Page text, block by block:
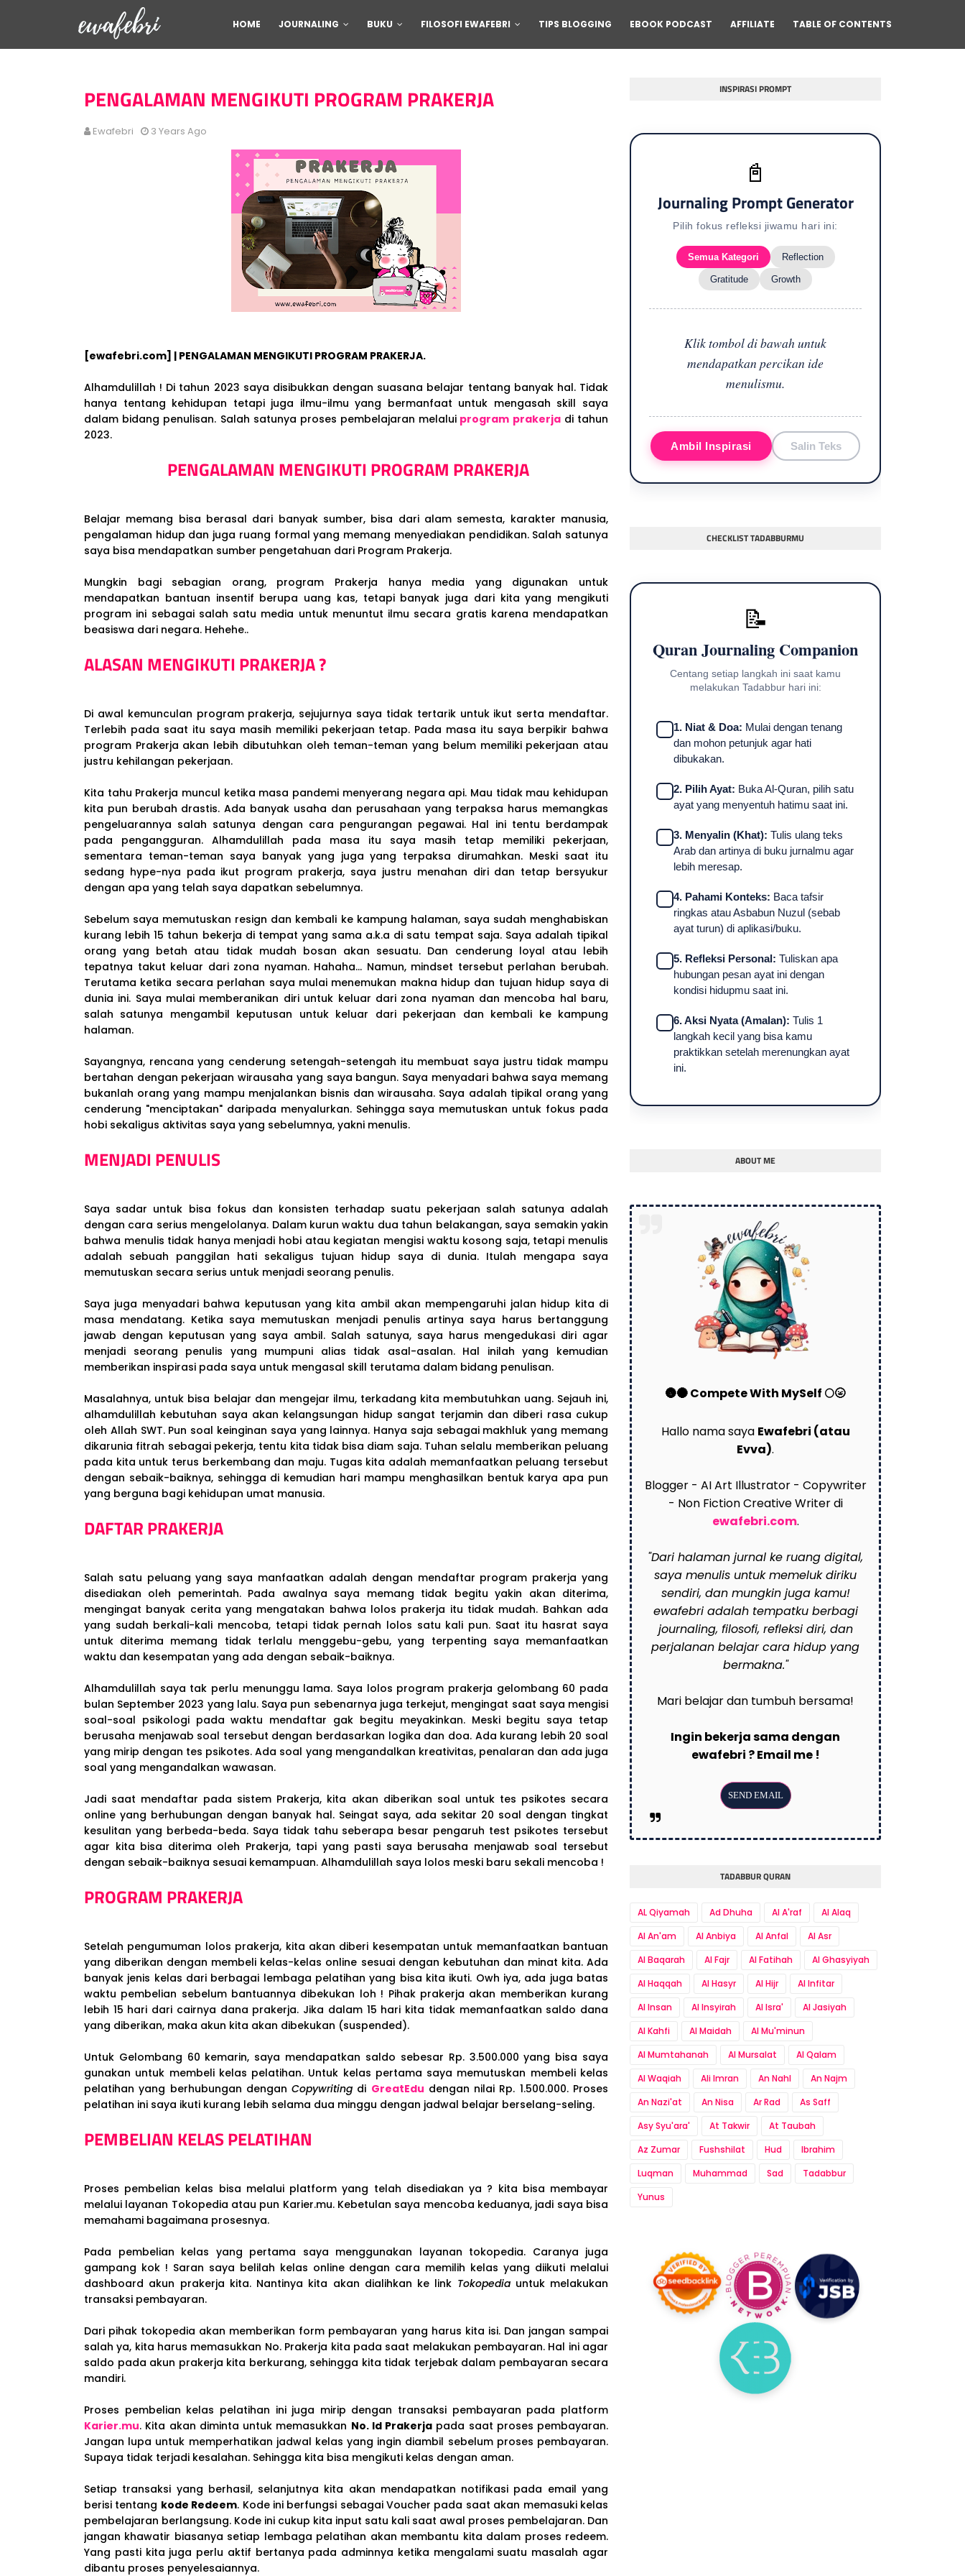
HOME JOURNALING BUKU FILOSOFI EWAFEBRI TIPS BLOGGING EBOOK PODCAST AFFILIATE TABLE OF CONTENTS
PENGALAMAN MENGIKUTI PROGRAM PRAKERJA
Ewafebri 3 Years Ago
[ewafebri.com] | PENGALAMAN MENGIKUTI PROGRAM PRAKERJA.
Alhamdulillah ! Di tahun 2023 saya disibukkan dengan suasana belajar tentang banyak hal. Tidak
hanya tentang kehidupan tetapi juga ilmu-ilmu yang bermanfaat untuk mengasah skill saya
dalam bidang penulisan. Salah satunya proses pembelajaran melalui program prakerjadi tahun
2023.
PENGALAMAN MENGIKUTI PROGRAM PRAKERJA
Belajar memang bisa berasal dari banyak sumber, bisa dari alam semesta, karakter manusia,
pengalaman hidup dan juga ruang formal yang memang menyediakan pendidikan. Salah satunya
saya bisa mendapatkan sumber pengetahuan dari Program Prakerja.
Mungkin bagi sebagian orang, program Prakerja hanya media yang digunakan untuk mendapatkan bantuan insentif berupa uang kas, tetapi banyak juga dari kita yang mengikuti program ini sebagai
ALASAN MENGIKUTI PRAKERJA ?
Di awal kemunculan program prakerja, sejujurnya saya tidak tertarik untuk ikut serta mendaftar.
Terlebih pada saat itu saya masih memiliki pekerjaan tetap. Pada masa itu saya berpikir bahwa
program Prakerja akan lebih dibutuhkan oleh teman-teman yang belum memiliki pekerjaan atau
justru kehilangan pekerjaan.
Kita tahu Prakerja muncul ketika masa pandemi menyerang negara api. Mau tidak mau kehidupan
kita pun berubah drastis. Ada banyak usaha dan perusahaan yang terpaksa harus memangkas
pengeluarannya salah satunya dengan cara pengurangan pegawai. Hal ini tentu berdampak
pada pengangguran. Alhamdulillah pada masa itu saya masih tetap memiliki pekerjaan,
sementara teman-teman saya banyak yang juga yang terpaksa dirumahkan. Meski saat itu
sedang hype-nya pada ikut program prakerja, saya justru menahan diri dan tetap bersyukur
dengan apa yang telah saya dapatkan sebelumnya.
Sebelum saya memutuskan resign dan kembali ke kampung halaman, saya sudah menghabiskan
kurang lebih 15 tahun bekerja di tempat yang sama a.k.a di satu tempat saja. Saya adalah tipikal
orang yang betah atau tidak mudah bosan akan sesuatu. Dan cenderung loyal atau lebih
tepatnya takut keluar dari zona nyaman. Hahaha... Namun, mindset tersebut perlahan berubah.
Terutama ketika secara perlahan saya mulai menemukan makna hidup dan tujuan hidup saya di
dunia ini. Saya mulai memberanikan diri untuk keluar dari zona nyaman dan mencoba hal baru,
salah satunya mengambil keputusan untuk keluar dari pekerjaan dan kembali ke kampung
halaman.
Sayangnya, rencana yang cenderung setengah-setengah itu membuat saya justru tidak mampu
bertahan dengan pekerjaan wirausaha yang saya bangun. Saya menyadari bahwa saya memang
bukanlah orang yang mampu menjalankan bisnis dan wirausaha. Saya adalah tipikal orang yang
cenderung "menciptakan" daripada menyalurkan. Sehingga saya memutuskan untuk fokus pada
hobi sekaligus aktivitas saya yang sebelumnya, yakni menulis.
MENJADI PENULIS
Saya sadar untuk bisa fokus dan konsisten terhadap suatu pekerjaan salah satunya adalah
dengan cara serius mengelolanya. Dalam kurun waktu dua tahun belakangan, saya semakin yakin
bahwa menulis tidak hanya menjadi hobi atau kegiatan mengisi waktu kosong saja, tetapi menulis
adalah sebuah panggilan hati sekaligus tujuan hidup saya di dunia. Itulah mengapa saya
memutuskan secara serius untuk menjadi seorang penulis.
Saya juga menyadari bahwa keputusan yang kita ambil akan mempengaruhi jalan hidup kita di
masa mendatang. Ketika saya memutuskan menjadi penulis artinya saya harus bertanggung
jawab dengan keputusan yang saya ambil. Salah satunya, saya harus mengedukasi diri agar
menjadi seorang penulis yang mumpuni alias tidak asal-asalan. Hal inilah yang kemudian
memberikan inspirasi pada saya untuk mengasal skill terutama dalam bidang penulisan.
Masalahnya, untuk bisa belajar dan mengejar ilmu, terkadang kita membutuhkan uang. Sejauh ini,
alhamdulillah kebutuhan saya akan kelangsungan hidup sangat terjamin dan diberi rasa cukup
oleh Allah SWT. Pun soal keinginan saya yang lainnya. Hanya saja sebagai makhluk yang memang
dikarunia fitrah sebagai pekerja, tentu kita tidak bisa diam saja. Tuhan selalu memberikan peluang
pada kita untuk terus berkembang dan maju. Tugas kita adalah memanfaatkan peluang tersebut
dengan sebaik-baiknya, sehingga di kemudian hari mampu menghasilkan bentuk karya apa pun
yang berguna bagi kehidupan umat manusia.
DAFTAR PRAKERJA
Salah satu peluang yang saya manfaatkan adalah dengan mendaftar program prakerja yang
disediakan oleh pemerintah. Pada awalnya saya memang tidak begitu yakin akan diterima,
mengingat banyak cerita yang mengatakan bahwa lolos prakerja itu tidak mudah. Bahkan ada
yang sudah berkali-kali mencoba, tetapi tidak pernah lolos satu kali pun. Saat itu hasrat saya
untuk diterima memang tidak terlalu menggebu-gebu, yang terpenting saya memanfaatkan
waktu dan kesempatan yang ada dengan sebaik-baiknya.
Alhamdulillah saya tak perlu menunggu lama. Saya lolos program prakerja gelombang 60 pada
bulan September 2023 yang lalu. Saya pun sebenarnya juga terkejut, mengingat saat saya mengisi
soal-soal psikologi pada waktu mendaftar gak begitu meyakinkan. Meski begitu saya tetap
berusaha menjawab soal tersebut dengan berdasarkan logika dan doa. Ada kurang lebih 20 soal
yang mirip dengan tes psikotes. Ada soal yang mengandalkan kreativitas, penalaran dan ada juga
soal yang mengandalkan wawasan.
Jadi saat mendaftar pada sistem Prakerja, kita akan diberikan soal untuk tes psikotes secara
online yang berhubungan dengan banyak hal. Seingat saya, ada sekitar 20 soal dengan tingkat
kesulitan yang berbeda-beda. Saya tidak tahu seberapa besar pengaruh test psikotes tersebut
agar kita bisa diterima oleh Prakerja, tapi yang pasti saya berusaha menjawab soal tersebut
dengan sebaik-baiknya sesuai kemampuan. Alhamdulillah saya lolos meski baru sekali mencoba !
PROGRAM PRAKERJA
Setelah pengumuman lolos prakerja, kita akan diberi kesempatan untuk memanfaatkan bantuan
yang diberikan dengan membeli kelas-kelas online sesuai dengan kebutuhan dan minat kita. Ada
banyak jenis kelas dari berbagai lembaga pelatihan yang bisa kita ikuti. Owh iya, ada juga batas
waktu pembelian sebelum bantuannya dibekukan loh ! Pihak prakerja akan memberikan kurang
lebih 15 hari dari cairnya dana prakerja. Jika dalam 15 hari kita tidak memanfaatkan saldo dana
yang diberikan, maka akun kita akan dibekukan (suspended).
Untuk Gelombang 60 kemarin, saya mendapatkan saldo sebesar Rp. 3.500.000 yang bisa saya
gunakan untuk membeli kelas pelatihan. Untuk kelas pertama saya memutuskan membeli kelas
pelatihan yang berhubungan denganCopywriting di GreatEdu dengan nilai Rp. 1.500.000. Proses
pelatihan ini saya ikuti kurang lebih selama dua minggu dengan jadwal belajar berselang-seling.
PEMBELIAN KELAS PELATIHAN
Proses pembelian kelas bisa melalui platform yang telah disediakan ya ? kita bisa membayar
melalui layanan Tokopedia atau pun Karier.mu. Kebetulan saya mencoba keduanya, jadi saya bisa
memahami bagaimana prosesnya.
Pada pembelian kelas yang pertama saya menggunakan layanan tokopedia. Caranya juga
gampang kok ! Saran saya belilah kelas online dengan cara memilih kelas yang diikuti melalui
dashboard akun prakerja kita. Nantinya kita akan dialihkan ke link Tokopedia untuk melakukan
transaksi pembayaran.
Dari pihak tokopedia akan memberikan form pembayaran yang harus kita isi. Dan jangan sampai
salah ya, kita harus memasukkan No. Prakerja kita pada saat melakukan pembayaran. Hal ini agar
saldo pada akun prakerja kita berkurang, sehingga kita tidak terjebak dalam pembayaran secara
mandiri.
Proses pembelian kelas pelatihan ini juga mirip dengan transaksi pembayaran pada platform
Karier.mu. Kita akan diminta untuk memasukkan No. Id Prakerja pada saat proses pembayaran.
Jangan lupa untuk memperhatikan jadwal kelas yang ingin diambil sebelum proses pembayaran.
Supaya tidak terjadi kesalahan. Sehingga kita bisa mengikuti kelas dengan aman.
Setiap transaksi yang berhasil, selanjutnya kita akan mendapatkan notifikasi pada email yang
berisi tentang kode Redeem. Kode ini berfungsi sebagai Voucher pada saat akan memasuki kelas
pembelajaran berlangsung. Kode ini cukup kita input satu kali saat awal proses pembelajaran. Dan
jangan khawatir biasanya setiap lembaga pelatihan akan membantu kita dalam proses redeem.
Yang pasti kita juga perlu aktif bertanya pada adminnya ketika mengalami suatu masalah agar
dibantu proses penyelesaiannya.
INSPIRASI PROMPT
📓
Journaling Prompt Generator
Pilih fokus refleksi jiwamu hari ini:
Semua Kategori Reflection
Gratitude Growth
Klik tombol di bawah untuk
mendapatkan percikan ide
menulismu.
Ambil Inspirasi Salin Teks
CHECKLIST TADABBURMU
📝
Quran Journaling Companion
Centang setiap langkah ini saat kamu
melakukan Tadabbur hari ini:
1. Niat & Doa: Mulai dengan tenang
dan mohon petunjuk agar hati
dibukakan.
2. Pilih Ayat: Buka Al-Quran, pilih satu
ayat yang menyentuh hatimu saat ini.
3. Menyalin (Khat): Tulis ulang teks
Arab dan artinya di buku jurnalmu agar
lebih meresap.
4. Pahami Konteks: Baca tafsir
ringkas atau Asbabun Nuzul (sebab
ayat turun) di aplikasi/buku.
5. Refleksi Personal: Tuliskan apa
hubungan pesan ayat ini dengan
kondisi hidupmu saat ini.
6. Aksi Nyata (Amalan): Tulis 1
langkah kecil yang bisa kamu
praktikkan setelah merenungkan ayat
ini.
ABOUT ME
🌚🌑 Compete With MySelf 🌕🌝
Hallo nama saya Ewafebri (atau
Evva).
Blogger - AI Art Illustrator - Copywriter
- Non Fiction Creative Writer di
ewafebri.com.
"Dari halaman jurnal ke ruang digital,
saya menulis untuk memeluk diriku
sendiri, dan mungkin juga kamu!
ewafebri adalah tempatku berbagi
journaling, filosofi, refleksi diri, dan
perjalanan belajar cara hidup yang
bermakna."
Mari belajar dan tumbuh bersama!
Ingin bekerja sama dengan
ewafebri ? Email me !
TADABBUR QURAN
AL Qiyamah Ad Dhuha Al A'raf
Al Alaq
Al An'am
Al Anbiya Al Anfal
Al Asr
Al Baqarah
Al Fajr Al Fatihah
Al Ghasyiyah
Al Haqqah
Al Hasyr Al Hijr
Al Infitar
Al Insan
Al Insyirah Al Isra'
Al Jasiyah
Al Kahfi
Al Maidah
Al Mu'minun
Al Mumtahanah
Al Mursalat
Al Qalam
Al Waqiah
Ali Imran An Nahl
An Najm
An Nazi'at
An Nisa Ar Rad
As Saff
Asy Syu'ara'
At Takwir
At Taubah
Az Zumar
Fushshilat Hud
Ibrahim
Luqman
Muhammad Sad
Tadabbur
Yunus